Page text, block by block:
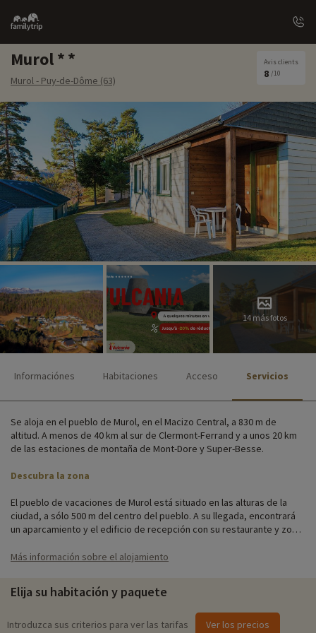
Family
trip
Murol
Murol - Puy-de-Dôme (63)
Avis clients
8 /10
14 más fotos
Informaciónes Habitaciones Acceso Servicios
Se aloja en el pueblo de Murol, en el Macizo Central, a 830 m de
altitud. A menos de 40 km al sur de Clermont-Ferrand y a unos 20 km
de las estaciones de montaña de Mont-Dore y Super-Besse.
Descubra la zona
El pueblo de vacaciones de Murol está situado en las alturas de la
ciudad, a sólo 500 m del centro del pueblo. A su llegada, encontrará
un aparcamiento y el edificio de recepción con su restaurante y zona
otras habitaciones para hasta cuatro personas en pabellones o
edificios de 1 planta sin ascensor. Todos los pisos disponen de
terraza privada y televisión.
Más información sobre el alojamiento
Elija su habitación y paquete
Introduzca sus criterios para ver las tarifas Ver los precios